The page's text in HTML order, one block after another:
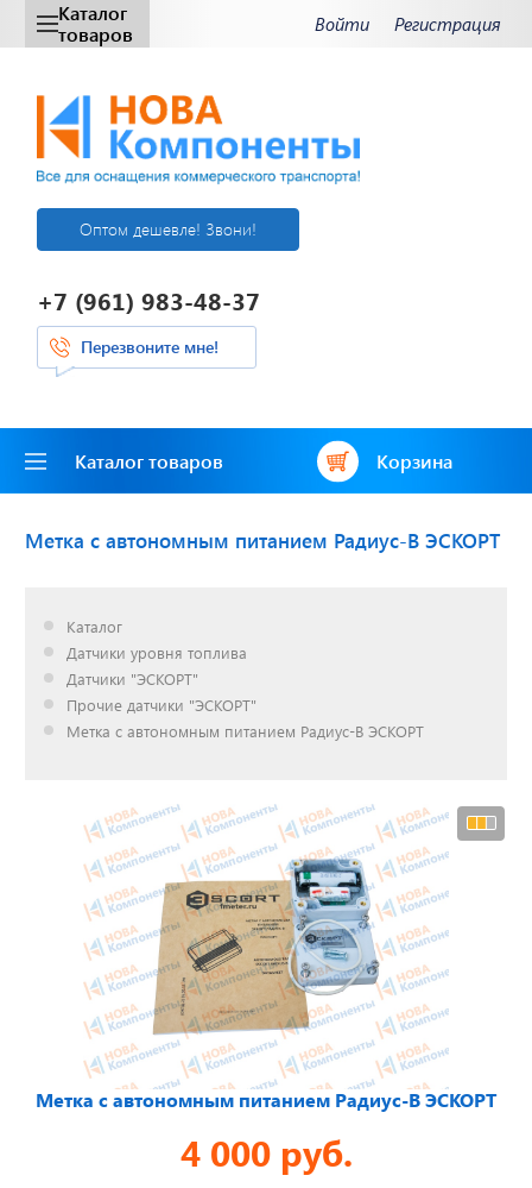
Каталог
товаров
Войти Регистрация
Оптом дешевле! Звони!
+7 (961) 983-48-37
Перезвоните мне!
Каталог товаров Корзина
наш счет!
с нами выгодно
склад
г. Нижний Новгород
Акции. Скидки.
Спецпредложения.
Узнать подробнее...
вопросы
Метка с автономным питанием Радиус-В ЭСКОРТ
Каталог
Датчики уровня топлива
Датчики "ЭСКОРТ"
Прочие датчики "ЭСКОРТ"
Метка с автономным питанием Радиус-В ЭСКОРТ
Метка с автономным питанием Радиус-В ЭСКОРТ
4 000 руб.